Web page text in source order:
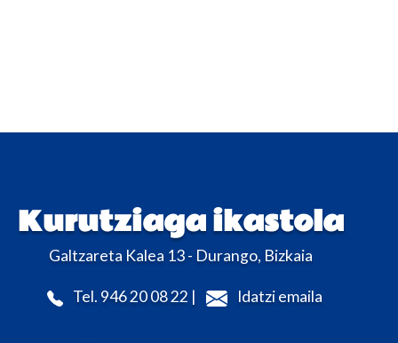
Kurutziaga ikastola
Galtzareta Kalea 13 - Durango, Bizkaia
Tel. 946 20 08 22 | Idatzi emaila